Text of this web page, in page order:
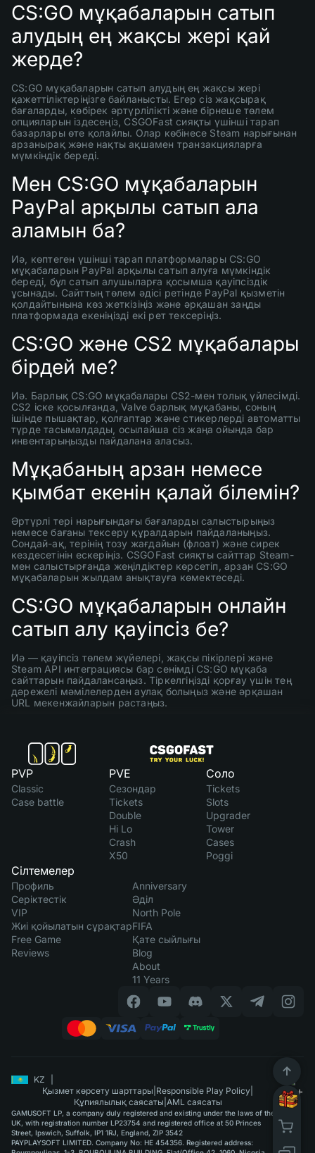
CS:GO мұқабаларын сатып
алудың ең жақсы жері қай
жерде?
CS:GO мұқабаларын сатып алудың ең жақсы жері
қажеттіліктеріңізге байланысты. Егер сіз жақсырақ
бағаларды, көбірек әртүрлілікті және бірнеше төлем
опцияларын іздесеңіз, CSGOFast сияқты үшінші тарап
базарлары өте қолайлы. Олар көбінесе Steam нарығынан
арзанырақ және нақты ақшамен транзакцияларға
мүмкіндік береді.
Мен CS:GO мұқабаларын
PayPal арқылы сатып ала
аламын ба?
Иә, көптеген үшінші тарап платформалары CS:GO
мұқабаларын PayPal арқылы сатып алуға мүмкіндік
береді, бұл сатып алушыларға қосымша қауіпсіздік
ұсынады. Сайттың төлем әдісі ретінде PayPal қызметін
қолдайтынына көз жеткізіңіз және әрқашан заңды
платформада екеніңізді екі рет тексеріңіз.
CS:GO және CS2 мұқабалары
бірдей ме?
Иә. Барлық CS:GO мұқабалары CS2-мен толық үйлесімді.
CS2 іске қосылғанда, Valve барлық мұқабаны, соның
ішінде пышақтар, қолғаптар және стикерлерді автоматты
түрде тасымалдады, осылайша сіз жаңа ойында бар
инвентарыңызды пайдалана аласыз.
Мұқабаның арзан немесе
қымбат екенін қалай білемін?
Әртүрлі тері нарығындағы бағаларды салыстырыңыз
немесе бағаны тексеру құралдарын пайдаланыңыз.
Сондай-ақ, терінің тозу жағдайын (флоат) және сирек
кездесетінін ескеріңіз. CSGOFast сияқты сайттар Steam-
мен салыстырғанда жеңілдіктер көрсетіп, арзан CS:GO
мұқабаларын жылдам анықтауға көмектеседі.
CS:GO мұқабаларын онлайн
сатып алу қауіпсіз бе?
Иә — қауіпсіз төлем жүйелері, жақсы пікірлері және
Steam API интеграциясы бар сенімді CS:GO мұқаба
сайттарын пайдалансаңыз. Тіркелгіңізді қорғау үшін тең
дәрежелі мәмілелерден аулақ болыңыз және әрқашан
URL мекенжайларын растаңыз.
PVP
Classic
Case battle
PVE
Сезондар
Tickets
Double
Hi Lo
Crash
X50
Соло
Tickets
Slots
Upgrader
Tower
Cases
Poggi
Сілтемелер
Профиль
Серіктестік
VIP
Жиі қойылатын сұрақтар
Free Game
Reviews
Anniversary
Әділ
North Pole
FIFA
Қате сыйлығы
Blog
About
11 Years
KZ
Қызмет көрсету шарттары Responsible Play Policy
Құпиялылық саясаты AML саясаты
GAMUSOFT LP, a company duly registered and existing under the laws of the
UK, with registration number LP23754 and registered office at 50 Princes
Street, Ipswich, Suffolk, IP1 1RJ, England, ZIP 3542
PAYPLAYSOFT LIMITED. Company No: HE 454356. Registered address: